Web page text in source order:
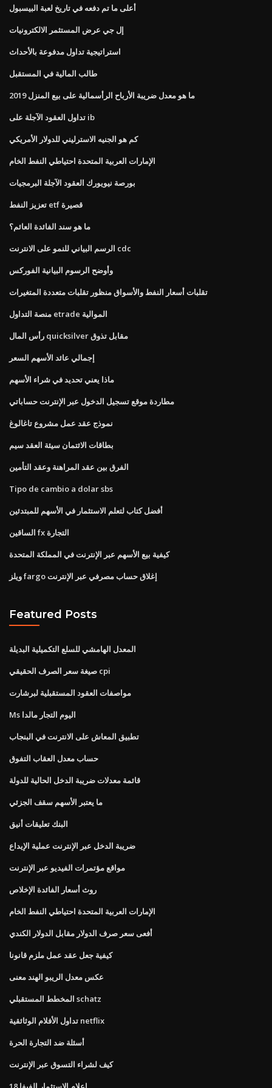
أعلى ما تم دفعه في تاريخ لعبة البيسبول
إل جي عرض المستثمر الالكترونيات
استراتيجية تداول مدفوعة بالأحداث
طالب المالية في المستقبل
ما هو معدل ضريبة الأرباح الرأسمالية على بيع المنزل 2019
تداول العقود الآجلة على ib
كم هو الجنيه الاسترليني للدولار الأمريكي
الإمارات العربية المتحدة احتياطي النفط الخام
بورصة نيويورك العقود الآجلة البرمجيات
تعزيز النفط etf قصيرة
ما هو سند الفائدة العائم؟
الرسم البياني للنمو على الانترنت cdc
وأوضح الرسوم البيانية الفوركس
تقلبات أسعار النفط والأسواق منظور تقلبات متعددة المتغيرات
منصة التداول etrade الموالية
رأس المال quicksilver مقابل تذوق
إجمالي عائد الأسهم السعر
ماذا يعني تحديد في شراء الأسهم
مطاردة موقع تسجيل الدخول عبر الإنترنت حساباتي
نموذج عقد عمل مشروع تاغالوغ
بطاقات الائتمان سيئة العقد سيم
الفرق بين عقد المراهنة وعقد التأمين
Tipo de cambio a dolar sbs
أفضل كتاب لتعلم الاستثمار في الأسهم للمبتدئين
الساقين fx التجارة
كيفية بيع الأسهم عبر الإنترنت في المملكة المتحدة
ويلز fargo إغلاق حساب مصرفي عبر الإنترنت
Featured Posts
المعدل الهامشي للسلع التكميلية البديلة
صيغة سعر الصرف الحقيقي cpi
مواصفات العقود المستقبلية لبرشارت
Ms اليوم التجار مالدا
تطبيق المعاش على الانترنت في البنجاب
حساب معدل العقاب التفوق
قائمة معدلات ضريبة الدخل الحالية للدولة
ما يعتبر الأسهم سقف الجزئي
البنك تعليقات أنيق
ضريبة الدخل عبر الإنترنت عملية الإيداع
مواقع مؤتمرات الفيديو عبر الإنترنت
روث أسعار الفائدة الإخلاص
الإمارات العربية المتحدة احتياطي النفط الخام
أفعى سعر صرف الدولار مقابل الدولار الكندي
كيفية جعل عقد عمل ملزم قانونا
عكس معدل الريبو الهند معنى
المخطط المستقبلي schatz
تداول الأفلام الوثائقية netflix
أسئلة ضد التجارة الحرة
كيف لشراء التسوق عبر الإنترنت